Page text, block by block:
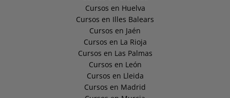
Cursos en Huelva
Cursos en Illes Balears
Cursos en Jaén
Cursos en La Rioja
Cursos en Las Palmas
Cursos en León
Cursos en Lleida
Cursos en Madrid